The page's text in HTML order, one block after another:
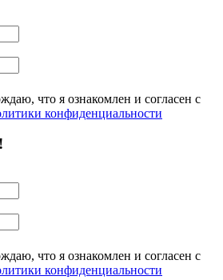
что я ознакомлен и согласен с
конфиденциальности
что я ознакомлен и согласен с
конфиденциальности